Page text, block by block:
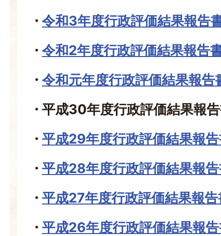
令和3年度行政評価結果報告
令和2年度行政評価結果報告
令和元年度行政評価結果報告
平成30年度行政評価結果報
平成29年度行政評価結果報
平成28年度行政評価結果報
平成27年度行政評価結果報
平成26年度行政評価結果報